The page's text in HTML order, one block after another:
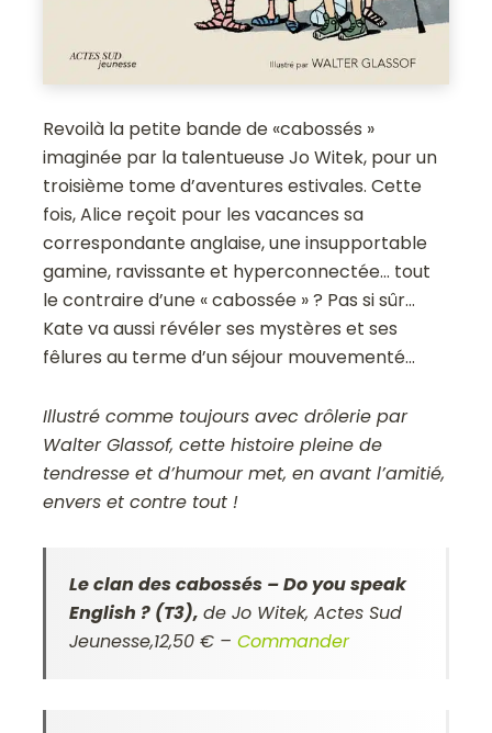
Revoilà la petite bande de «cabossés »
imaginée par la talentueuse Jo Witek, pour un
troisième tome d’aventures estivales. Cette
fois, Alice reçoit pour les vacances sa
correspondante anglaise, une insupportable
gamine, ravissante et hyperconnectée… tout
le contraire d’une « cabossée » ? Pas si sûr…
Kate va aussi révéler ses mystères et ses
fêlures au terme d’un séjour mouvementé…
Illustré comme toujours avec drôlerie par
Walter Glassof, cette histoire pleine de
tendresse et d’humour met, en avant l’amitié,
envers et contre tout !
Le clan des cabossés – Do you speak
English ? (T3),de Jo Witek,Actes Sud
Jeunesse,12,50 € –Commander